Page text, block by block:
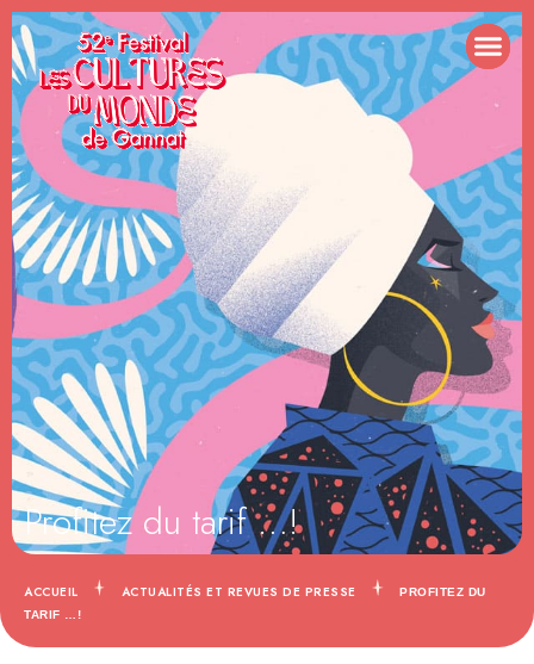
Profitez du tarif …!
ACCUEIL ACTUALITÉS ET REVUES DE PRESSE
PROFITEZ DU
TARIF …!